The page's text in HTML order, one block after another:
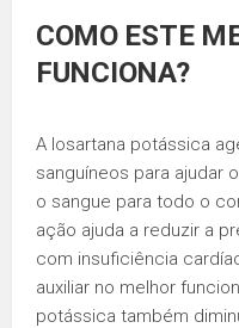
COMO ESTE
FUNCIONA?
A losartana potássica
sanguíneos para ajudar
o sangue para todo o
ação ajuda a reduzir a
com insuficiência
auxiliar no melhor
potássica também